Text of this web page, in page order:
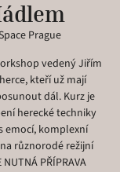
Prague
vedený Jiřím
kteří už mají
dál. Kurz je
herecké techniky
emocí, komplexní
různorodé režijní
PŘÍPRAVA